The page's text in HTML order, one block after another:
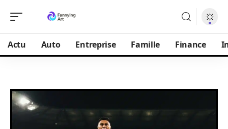
Actu Auto Entreprise Famille Finance